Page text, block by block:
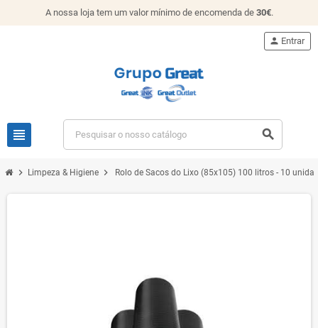
A nossa loja tem um valor mínimo de encomenda de 30€.
view_headline search
person Entrar
chevron_right Limpeza & Higiene chevron_right Rolo de Sacos do Lixo (85x105) 100 litros - 10